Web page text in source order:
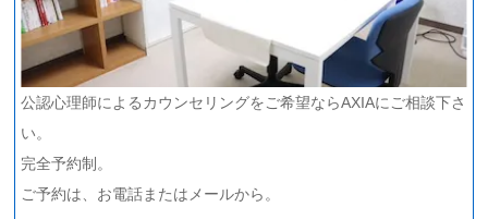
公認心理師によるカウンセリングをご希望ならAXIAにご相談下さ
い。
完全予約制。
ご予約は、お電話またはメールから。